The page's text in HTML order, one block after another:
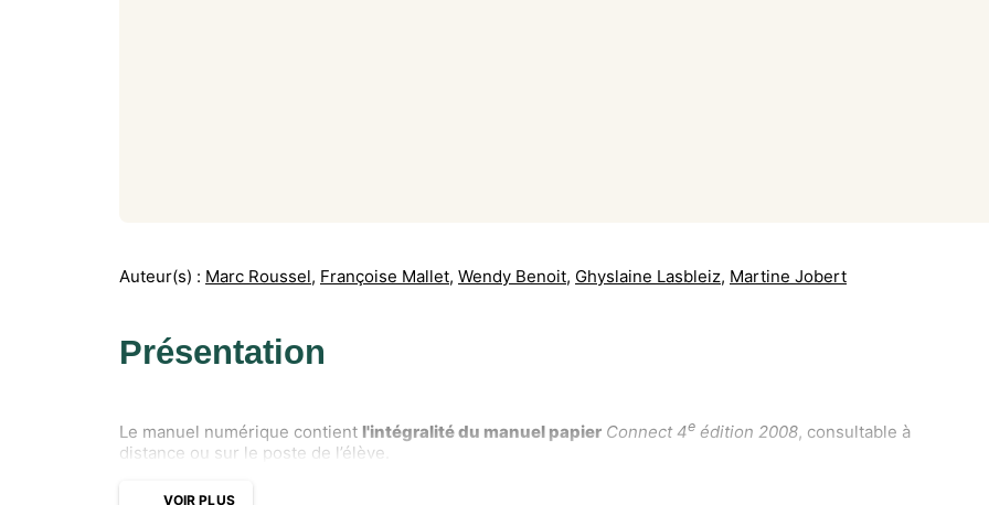
Auteur(s) : Marc Roussel, Françoise Mallet, Wendy Benoit, Ghyslaine Lasbleiz, Martine Jobert
Présentation
Le manuel numérique contient l'intégralité du manuel papier Connect 4e édition 2008, consultable à
distance ou sur le poste de l’élève.
VOIR PLUS